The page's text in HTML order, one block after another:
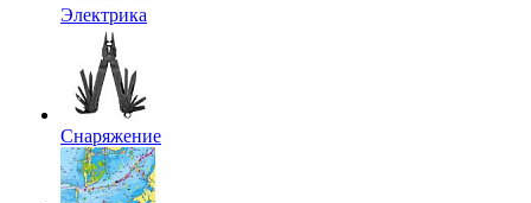
Электрика
Снаряжение